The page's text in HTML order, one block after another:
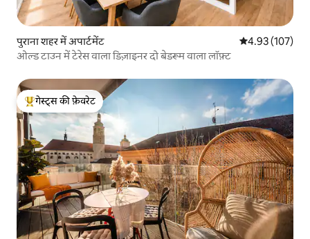
पुराना शहर में अपार्टमेंट औसत रेटिंग 5 में से
4.93 (107)
ओल्ड टाउन में टेरेस वाला डिज़ाइनर दो बेडरूम वाला लॉफ़्ट
गेस्ट्स का टॉप फ़ेवरेट
गेस्ट्स की फ़ेवरेट